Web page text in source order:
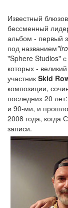
Известный
бессменный
альбом - первый
под названием
"Sphere Studios"
которых -
участник Skid
композиции,
последних 20
и 90-ми, и
2008 года, когда
записи.